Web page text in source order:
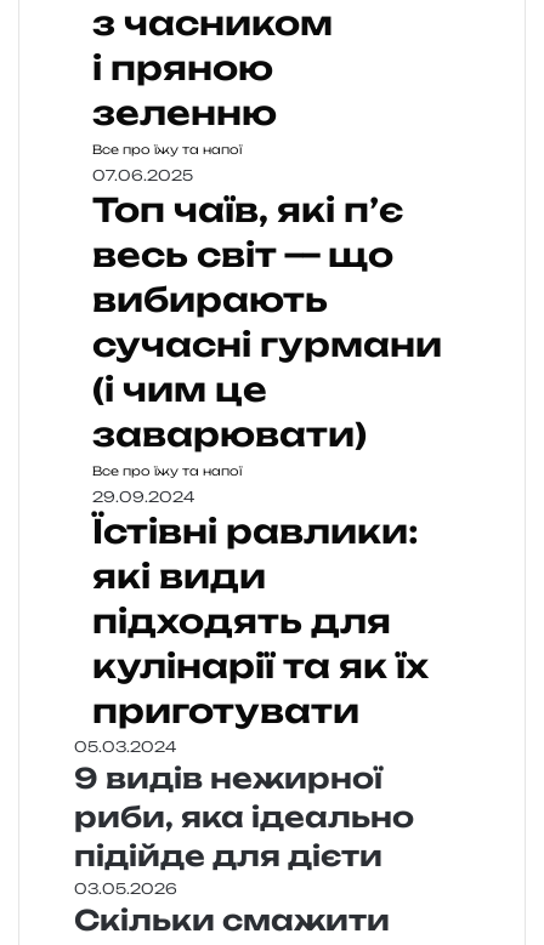
з часником
і пряною
зеленню
Все про їжу та напої
07.06.2025
Топ чаїв, які п’є
весь світ — що
вибирають
сучасні гурмани
(і чим це
заварювати)
Все про їжу та напої
29.09.2024
Їстівні равлики:
які види
підходять для
кулінарії та як їх
приготувати
05.03.2024
9 видів нежирної
риби, яка ідеально
підійде для дієти
03.05.2026
Скільки смажити